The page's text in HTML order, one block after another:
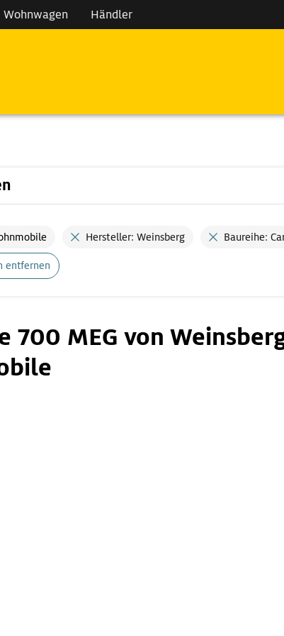
Wohnwagen Händler
Hersteller: Weinsberg Baureihe:
entfernen
700 MEG von